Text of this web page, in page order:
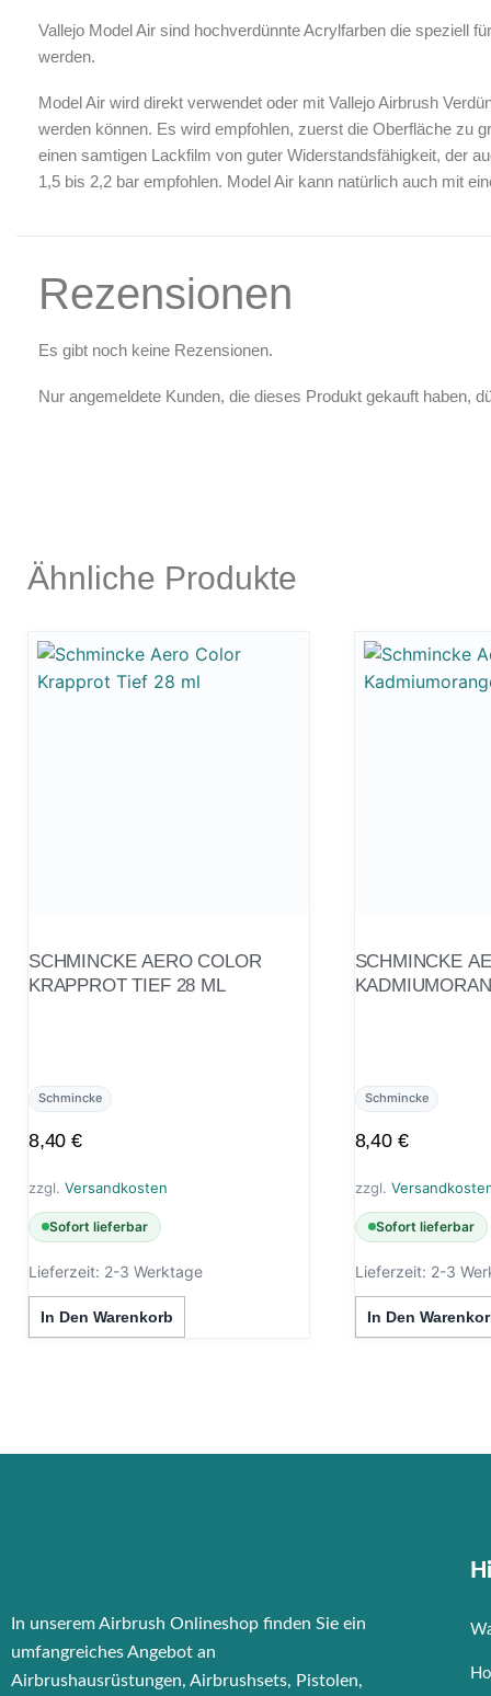
Zubehör & Ausstattung
Spezialliteratur & Anleitungen
Gutscheine
Vallejo Model Air sind hochverdünnte Acrylfarben die speziell
werden.
Model Air wird direkt verwendet oder mit Vallejo Airbrush
werden können. Es wird empfohlen, zuerst die Oberfläche zu
einen samtigen Lackfilm von guter Widerstandsfähigkeit, der
1,5 bis 2,2 bar empfohlen. Model Air kann natürlich auch mit
Rezensionen
Es gibt noch keine Rezensionen.
Nur angemeldete Kunden, die dieses Produkt gekauft haben,
Ähnliche Produkte
SCHMINCKE AERO COLOR
KRAPPROT TIEF 28 ML
Schmincke
8,40€
zzgl. Versandkosten
Sofort lieferbar
Lieferzeit: 2-3 Werktage
In Den Warenkorb
SCHMINCKE
Schmincke
8,40 €
zzgl.
Sofort lieferbar
Lieferzeit: 2-3
In Den
In unserem Airbrush Onlineshop finden Sie ein
umfangreiches Angebot an
Airbrushausrüstungen, Airbrushsets, Pistolen,